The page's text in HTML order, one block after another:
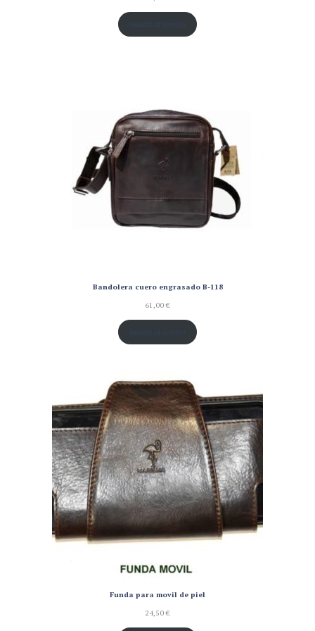
Añadir al carrito
Bandolera cuero engrasado B-118
61,00€
Añadir al carrito
Funda para movil de piel
24,50€